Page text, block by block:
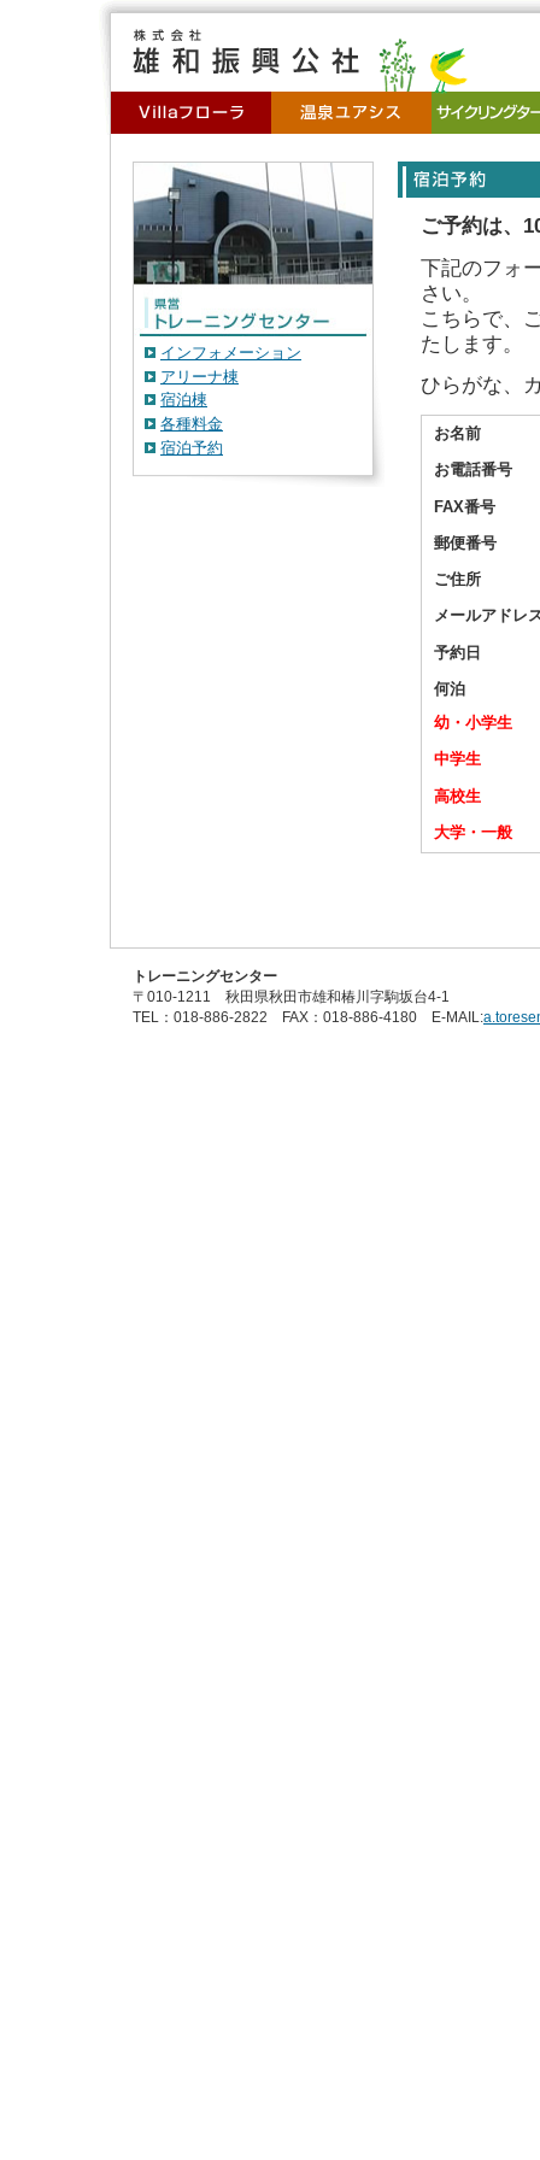
ご予約は、
下記のフォ
さい。
こちらで、
たします。
ひらがな、
お名前
お電話番号
FAX番号
郵便番号
ご住所
メールアドレ
予約日
何泊
幼・小学生
中学生
高校生
大学・一般
インフォメーション
アリーナ棟
宿泊棟
各種料金
宿泊予約
トレーニングセンター
〒010-1211 秋田県秋田市雄和椿川字駒坂台4-1
TEL：018-886-2822 FAX：018-886-4180 E-MAIL: